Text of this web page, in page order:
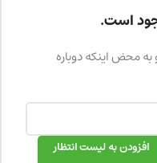
است.
به محض اینکه دوباره
افزودن به لیست انتظار